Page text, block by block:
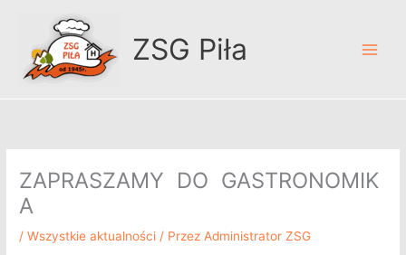
ZSG Piła
ZAPRASZAMY DO GASTRONOMIK
A
/Wszystkie aktualności / Przez Administrator ZSG
m